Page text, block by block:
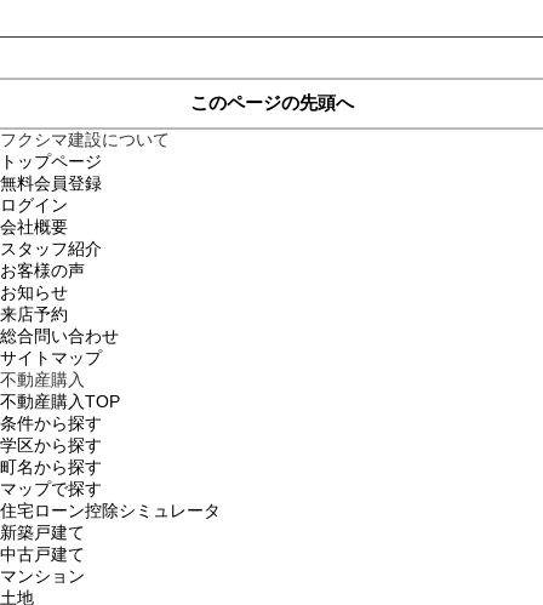
このページの先頭へ
フクシマ建設について
トップページ
無料会員登録
ログイン
会社概要
スタッフ紹介
お客様の声
お知らせ
来店予約
総合問い合わせ
サイトマップ
不動産購入
不動産購入TOP
条件から探す
学区から探す
町名から探す
マップで探す
住宅ローン控除シミュレータ
新築戸建て
中古戸建て
マンション
土地